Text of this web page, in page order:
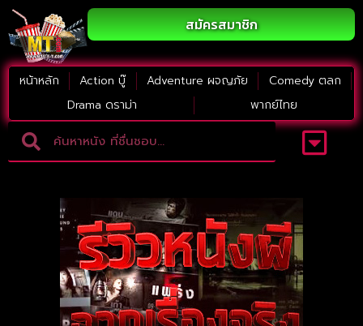
สมัครสมาชิก
หน้าหลัก Action บู๊ Adventure ผจญภัย
Comedy ตลก
Drama ดราม่า
พากย์ไทย